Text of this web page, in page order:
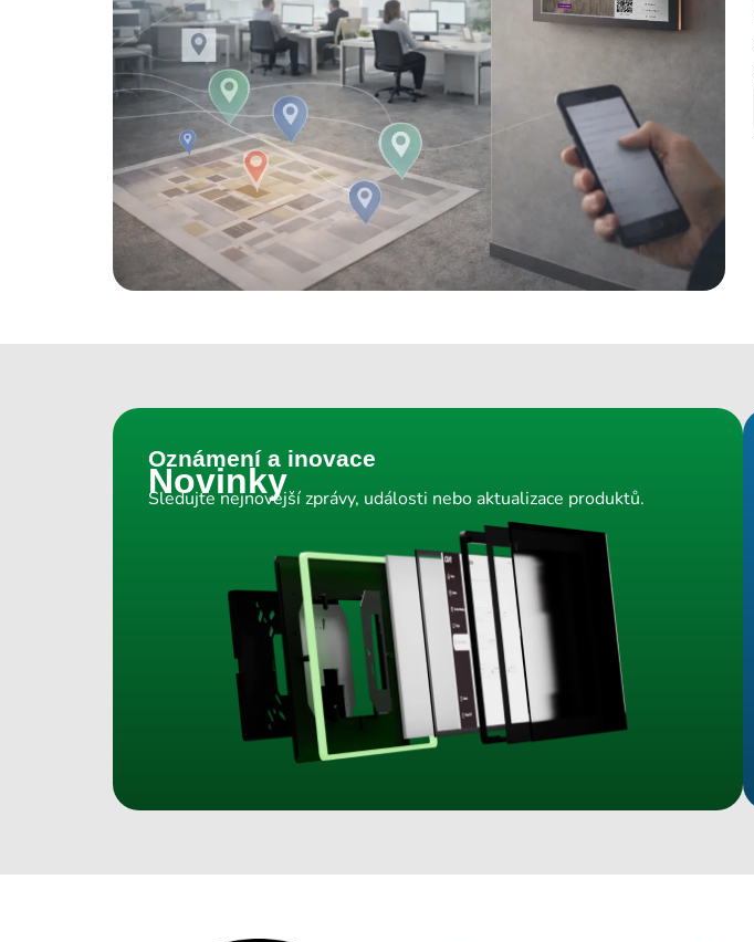
Oznámení a inovace
Novinky
Sledujte nejnovější zprávy, události nebo aktualizace produktů.